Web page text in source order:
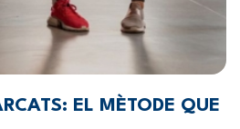
EL MÈTODE QUE